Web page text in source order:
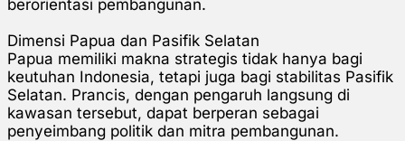
berorientasi pembangunan.
Dimensi Papua dan Pasifik Selatan
Papua memiliki makna strategis tidak hanya bagi
keutuhan Indonesia, tetapi juga bagi stabilitas Pasifik
Selatan. Prancis, dengan pengaruh langsung di
kawasan tersebut, dapat berperan sebagai
penyeimbang politik dan mitra pembangunan.